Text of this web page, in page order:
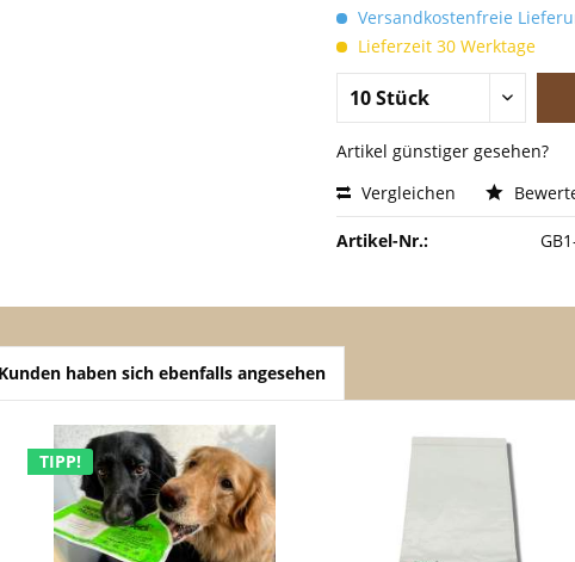
Versandkostenfreie
Lieferzeit 30 Werktage
Artikel günstiger gesehen?
Vergleichen
Artikel-Nr.:
Kunden haben sich ebenfalls angesehen
TIPP!